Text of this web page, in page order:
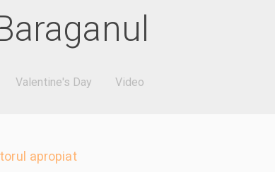
Valentine's Day Video
apropiat